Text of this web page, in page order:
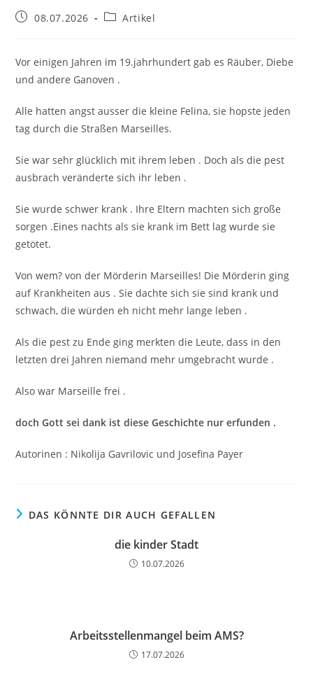
Beitrag08.07.2026
Beitrags-
Artikel
Vor einigen Jahren im 19.jahrhundert gab es Räuber, Diebe
und andere Ganoven .
Alle hatten angst ausser die kleine Felina, sie hopste jeden
tag durch die Straßen Marseilles.
Sie war sehr glücklich mit ihrem leben . Doch als die pest
ausbrach veränderte sich ihr leben .
Sie wurde schwer krank . Ihre Eltern machten sich große
sorgen .Eines nachts als sie krank im Bett lag wurde sie
getötet.
Von wem? von der Mörderin Marseilles! Die Mörderin ging
auf Krankheiten aus . Sie dachte sich sie sind krank und
schwach, die würden eh nicht mehr lange leben .
Als die pest zu Ende ging merkten die Leute, dass in den
letzten drei Jahren niemand mehr umgebracht wurde .
Also war Marseille frei .
doch Gott sei dank ist diese Geschichte nur erfunden .
Autorinen : Nikolija Gavrilovic und Josefina Payer
DAS KÖNNTE DIR AUCH GEFALLEN
die kinder Stadt
10.07.2026
Arbeitsstellenmangel beim AMS?
17.07.2026